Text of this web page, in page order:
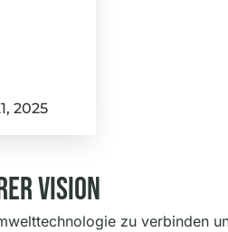
2025
Vision
zu verbinden